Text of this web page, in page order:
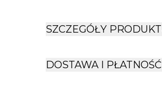
SZCZEGÓŁY
DOSTAWA I PŁATNOŚĆ